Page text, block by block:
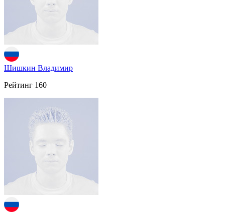
Шишкин Владимир
Рейтинг 160